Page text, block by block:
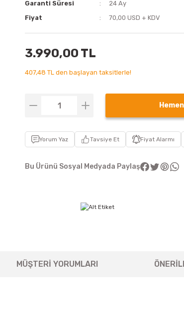
Garanti Süresi
24 Ay
Fiyat
70,00 USD + KDV
3.990,00 TL
407,48 TL den başlayan taksitlerle!
Hemen
Yorum Yaz Tavsiye Et Fiyat Alarmı
Bu Ürünü Sosyal Medyada Paylaş
MÜŞTERİ YORUMLARI